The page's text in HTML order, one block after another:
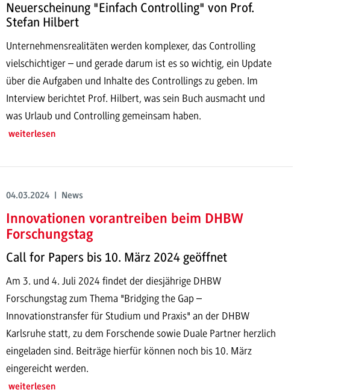
Neuerscheinung "Einfach Controlling" von Prof.
Stefan Hilbert
Unternehmensrealitäten werden komplexer, das Controlling
vielschichtiger – und gerade darum ist es so wichtig, ein Update
über die Aufgaben und Inhalte des Controllings zu geben. Im
Interview berichtet Prof. Hilbert, was sein Buch ausmacht und
was Urlaub und Controlling gemeinsam haben.
weiterlesen
04.03.2024 | News
Innovationen vorantreiben beim DHBW
Forschungstag
Call for Papers bis 10. März 2024 geöffnet
Am 3. und 4. Juli 2024 findet der diesjährige DHBW
Forschungstag zum Thema "Bridging the Gap –
Innovationstransfer für Studium und Praxis" an der DHBW
Karlsruhe statt, zu dem Forschende sowie Duale Partner herzlich
eingeladen sind. Beiträge hierfür können noch bis 10. März
eingereicht werden.
weiterlesen